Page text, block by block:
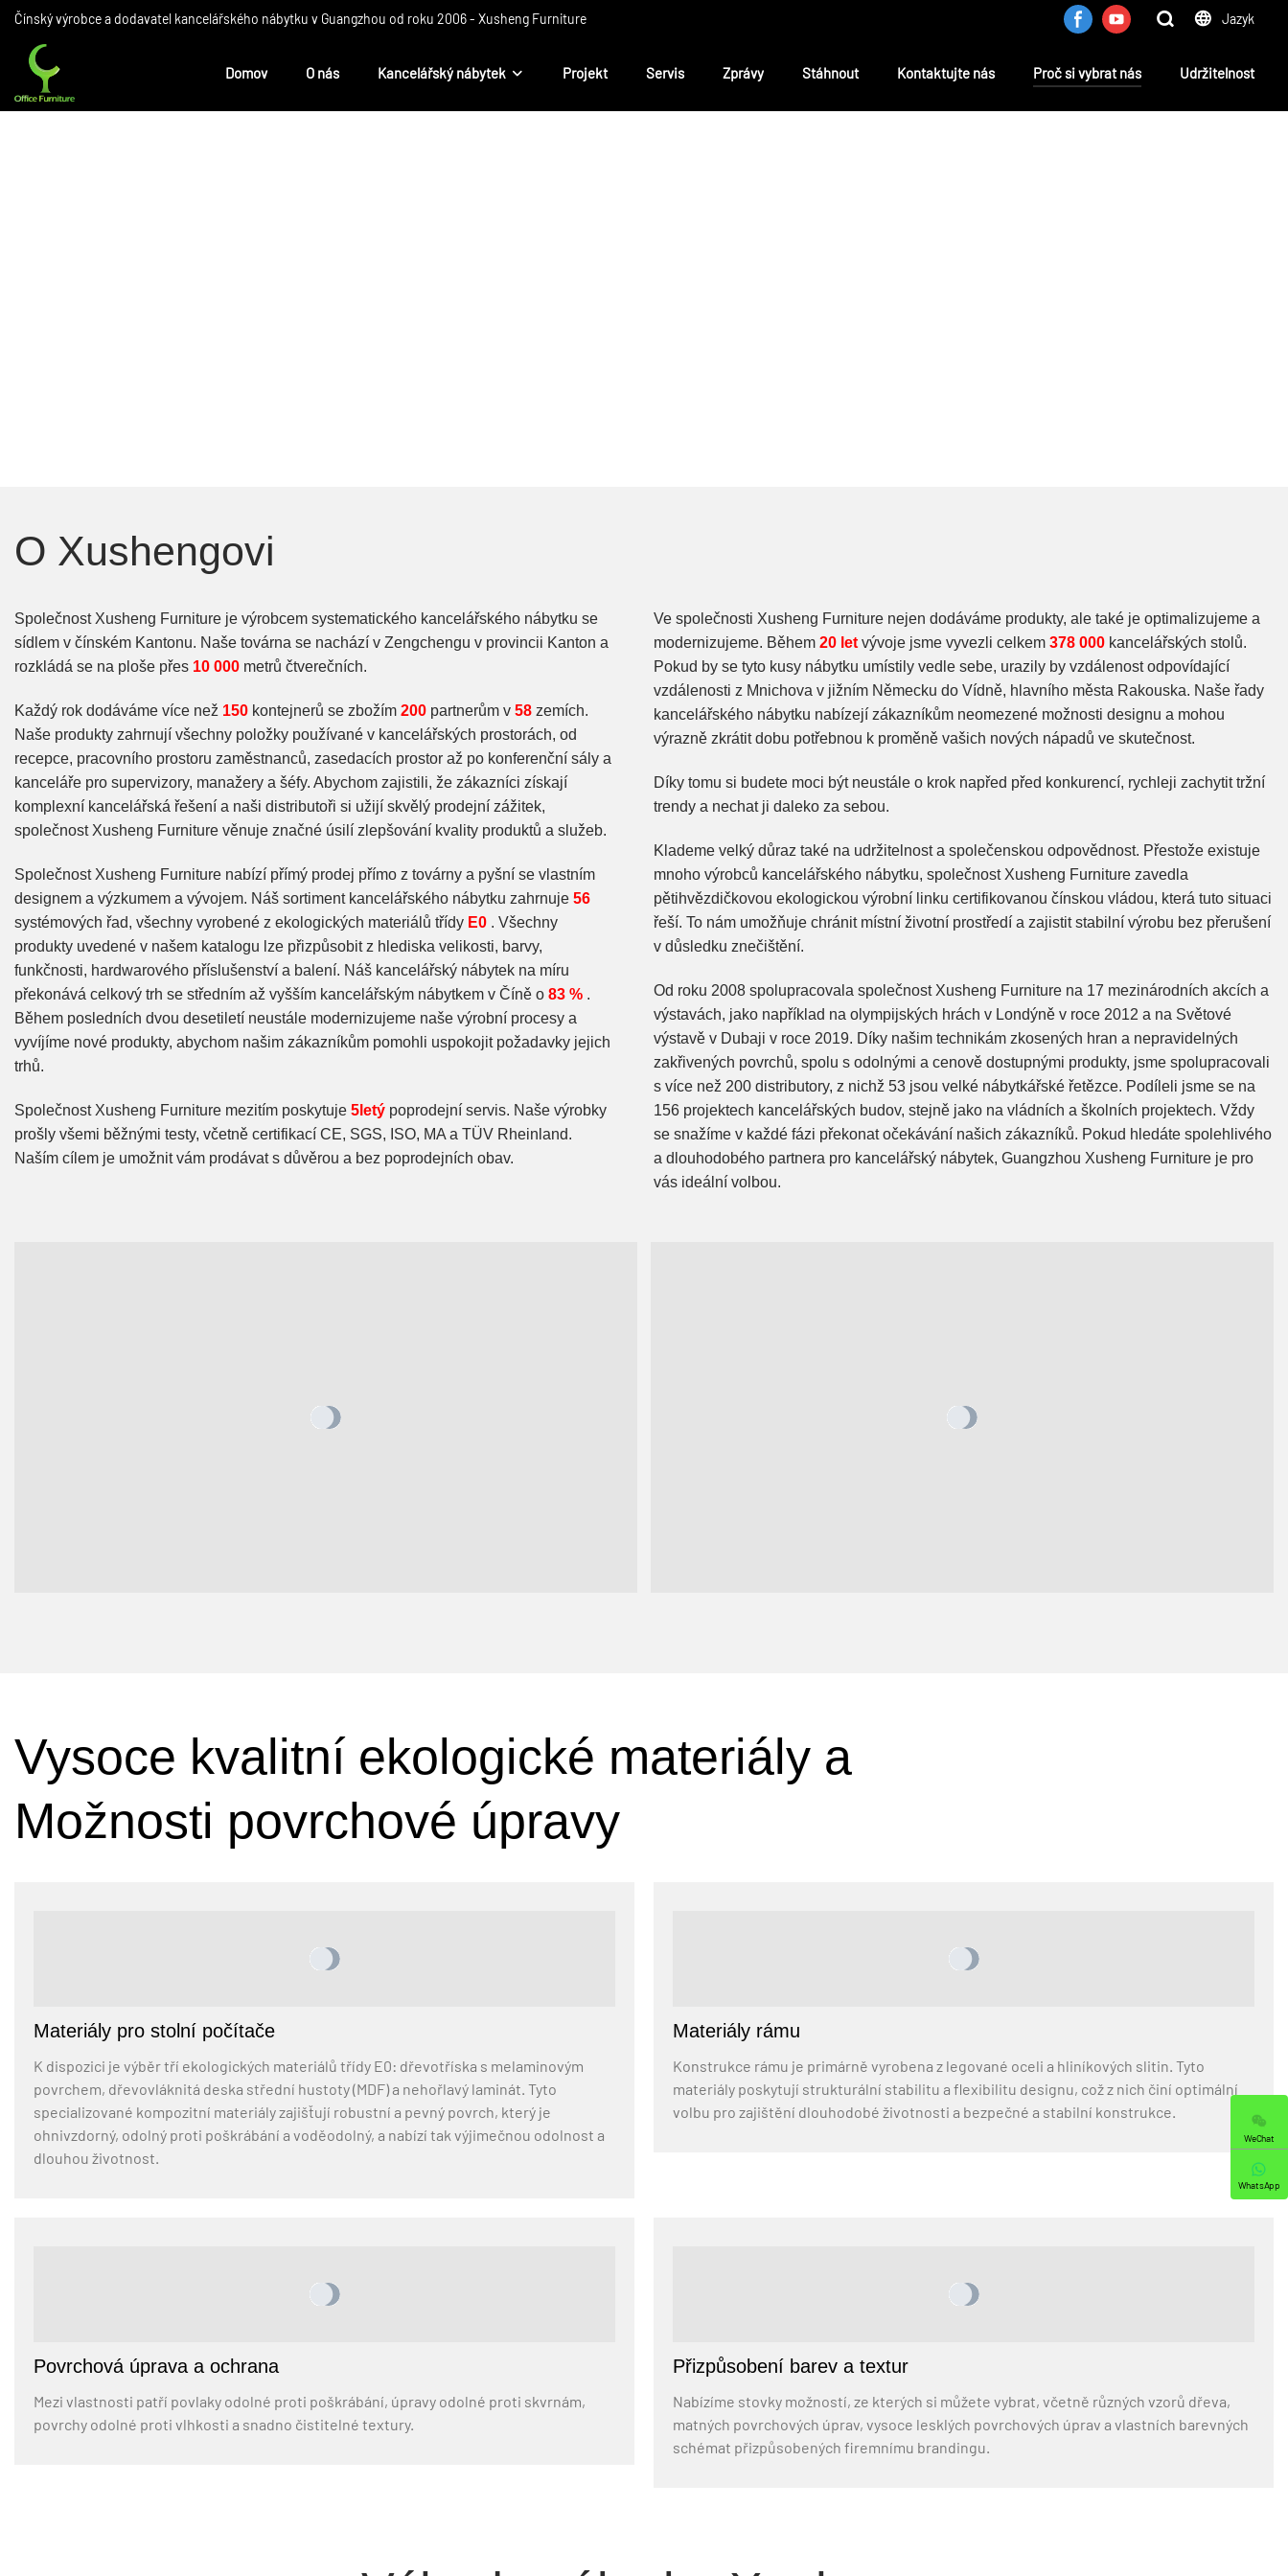
Čínský výrobce a dodavatel kancelářského nábytku v Guangzhou od roku 2006 ​​- Xusheng Furniture Jazyk
Domov O nás Kancelářský nábytek Projekt Servis Zprávy Stáhnout Kontaktujte nás Proč si vybrat nás Udržitelnost
O Xushengovi
Společnost Xusheng Furniture je výrobcem systematického kancelářského nábytku se
sídlem v čínském Kantonu. Naše továrna se nachází v Zengchengu v provincii Kanton a
rozkládá se na ploše přes 10 000 metrů čtverečních.
Každý rok dodáváme více než 150 kontejnerů se zbožím 200 partnerům v 58 zemích.
Naše produkty zahrnují všechny položky používané v kancelářských prostorách, od
recepce, pracovního prostoru zaměstnanců, zasedacích prostor až po konferenční sály a
kanceláře pro supervizory, manažery a šéfy. Abychom zajistili, že zákazníci získají
komplexní kancelářská řešení a naši distributoři si užijí skvělý prodejní zážitek,
společnost Xusheng Furniture věnuje značné úsilí zlepšování kvality produktů a služeb.
Společnost Xusheng Furniture nabízí přímý prodej přímo z továrny a pyšní se vlastním
designem a výzkumem a vývojem. Náš sortiment kancelářského nábytku zahrnuje 56
systémových řad, všechny vyrobené z ekologických materiálů třídy E0 . Všechny
produkty uvedené v našem katalogu lze přizpůsobit z hlediska velikosti, barvy,
funkčnosti, hardwarového příslušenství a balení. Náš kancelářský nábytek na míru
překonává celkový trh se středním až vyšším kancelářským nábytkem v Číně o 83 % .
Během posledních dvou desetiletí neustále modernizujeme naše výrobní procesy a
vyvíjíme nové produkty, abychom našim zákazníkům pomohli uspokojit požadavky jejich
trhů.
Společnost Xusheng Furniture mezitím poskytuje 5letý poprodejní servis. Naše výrobky
prošly všemi běžnými testy, včetně certifikací CE, SGS, ISO, MA a TÜV Rheinland.
Naším cílem je umožnit vám prodávat s důvěrou a bez poprodejních obav.
Ve společnosti Xusheng Furniture nejen dodáváme produkty, ale také je optimalizujeme a
modernizujeme. Během 20 let vývoje jsme vyvezli celkem 378 000 kancelářských stolů.
Pokud by se tyto kusy nábytku umístily vedle sebe, urazily by vzdálenost odpovídající
vzdálenosti z Mnichova v jižním Německu do Vídně, hlavního města Rakouska. Naše řady
kancelářského nábytku nabízejí zákazníkům neomezené možnosti designu a mohou
výrazně zkrátit dobu potřebnou k proměně vašich nových nápadů ve skutečnost.
Díky tomu si budete moci být neustále o krok napřed před konkurencí, rychleji zachytit tržní
trendy a nechat ji daleko za sebou.
Klademe velký důraz také na udržitelnost a společenskou odpovědnost. Přestože existuje
mnoho výrobců kancelářského nábytku, společnost Xusheng Furniture zavedla
pětihvězdičkovou ekologickou výrobní linku certifikovanou čínskou vládou, která tuto situaci
řeší. To nám umožňuje chránit místní životní prostředí a zajistit stabilní výrobu bez přerušení
v důsledku znečištění.
Od roku 2008 spolupracovala společnost Xusheng Furniture na 17 mezinárodních akcích a
výstavách, jako například na olympijských hrách v Londýně v roce 2012 a na Světové
výstavě v Dubaji v roce 2019. Díky našim technikám zkosených hran a nepravidelných
zakřivených povrchů, spolu s odolnými a cenově dostupnými produkty, jsme spolupracovali
s více než 200 distributory, z nichž 53 jsou velké nábytkářské řetězce. Podíleli jsme se na
156 projektech kancelářských budov, stejně jako na vládních a školních projektech. Vždy
se snažíme v každé fázi překonat očekávání našich zákazníků. Pokud hledáte spolehlivého
a dlouhodobého partnera pro kancelářský nábytek, Guangzhou Xusheng Furniture je pro
vás ideální volbou.
Vysoce kvalitní ekologické materiály a
Možnosti povrchové úpravy
Materiály pro stolní počítače
K dispozici je výběr tří ekologických materiálů třídy E0: dřevotříska s melaminovým
povrchem, dřevovláknitá deska střední hustoty (MDF) a nehořlavý laminát. Tyto
specializované kompozitní materiály zajišťují robustní a pevný povrch, který je
ohnivzdorný, odolný proti poškrábání a voděodolný, a nabízí tak výjimečnou odolnost a
dlouhou životnost.
Materiály rámu
Konstrukce rámu je primárně vyrobena z legované oceli a hliníkových slitin. Tyto
materiály poskytují strukturální stabilitu a flexibilitu designu, což z nich činí optimální
volbu pro zajištění dlouhodobé životnosti a bezpečné a stabilní konstrukce.
Povrchová úprava a ochrana
Mezi vlastnosti patří povlaky odolné proti poškrábání, úpravy odolné proti skvrnám,
povrchy odolné proti vlhkosti a snadno čistitelné textury.
Přizpůsobení barev a textur
Nabízíme stovky možností, ze kterých si můžete vybrat, včetně různých vzorů dřeva,
matných povrchových úprav, vysoce lesklých povrchových úprav a vlastních barevných
schémat přizpůsobených firemnímu brandingu.
WeChat
WhatsApp